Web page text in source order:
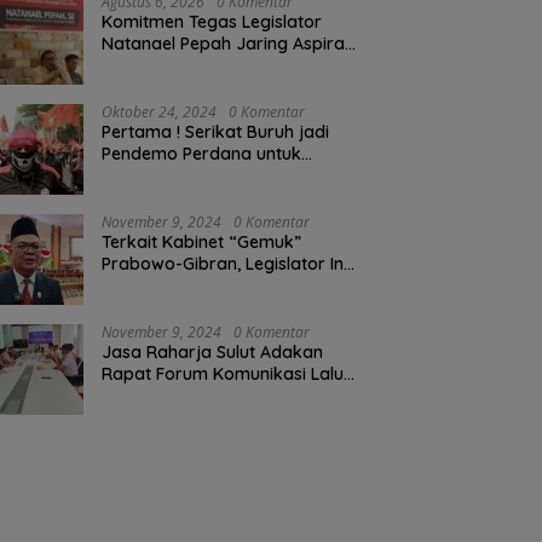
Komitmen Tegas Legislator
Natanael Pepah Jaring Aspirasi
Infrastruktur
Oktober 24, 2024 0 Komentar
Pertama ! Serikat Buruh jadi
Pendemo Perdana untuk
November 9, 2024 0 Komentar
Terkait Kabinet “Gemuk”
Prabowo-Gibran, Legislator Ini
November 9, 2024 0 Komentar
Jasa Raharja Sulut Adakan
Rapat Forum Komunikasi Lalu